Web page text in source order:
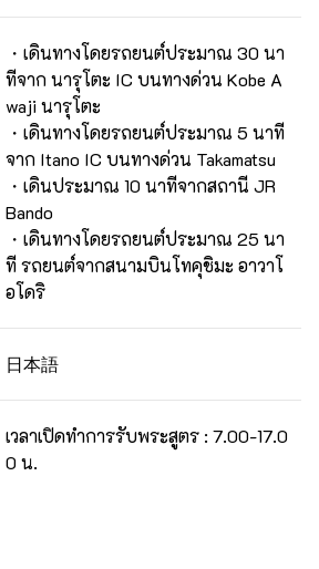
・เดินทางโดยรถยนต์ประมาณ 30 นา
ทีจาก นารุโตะ IC บนทางด่วน Kobe A
waji นารุโตะ
・เดินทางโดยรถยนต์ประมาณ 5 นาที
จาก Itano IC บนทางด่วน Takamatsu
・เดินประมาณ 10 นาทีจากสถานี JR
Bando
・เดินทางโดยรถยนต์ประมาณ 25 นา
ที รถยนต์จากสนามบินโทคุชิมะ อาวาโ
อโดริ
日本語
เวลาเปิดทำการรับพระสูตร : 7.00-17.0
0 น.